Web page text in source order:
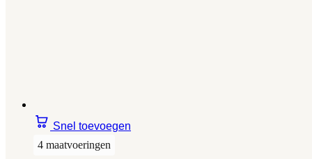
Snel toevoegen
4 maatvoeringen